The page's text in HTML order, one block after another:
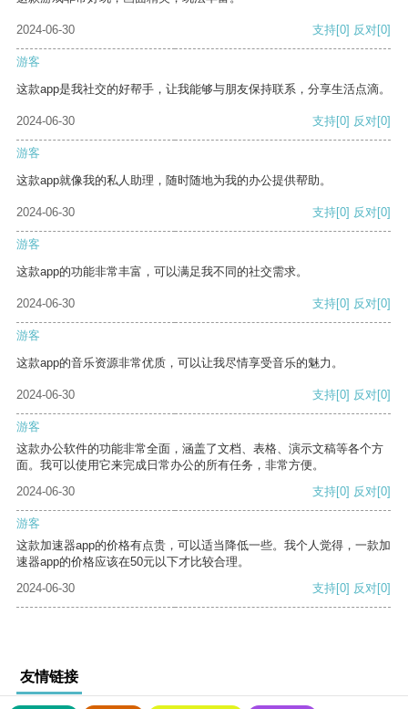
2024-06-30 支持[0] 反对[0]
游客
这款app是我社交的好帮手，让我能够与朋友保持联系，分享生活点滴。
2024-06-30 支持[0] 反对[0]
游客
这款app就像我的私人助理，随时随地为我的办公提供帮助。
2024-06-30 支持[0] 反对[0]
游客
这款app的功能非常丰富，可以满足我不同的社交需求。
2024-06-30 支持[0] 反对[0]
游客
这款app的音乐资源非常优质，可以让我尽情享受音乐的魅力。
2024-06-30 支持[0] 反对[0]
游客
这款办公软件的功能非常全面，涵盖了文档、表格、演示文稿等各个方
面。我可以使用它来完成日常办公的所有任务，非常方便。
2024-06-30
支持[0] 反对[0]
游客
这款加速器app的价格有点贵，可以适当降低一些。我个人觉得，一款加
速器app的价格应该在50元以下才比较合理。
2024-06-30
支持[0] 反对[0]
友情链接